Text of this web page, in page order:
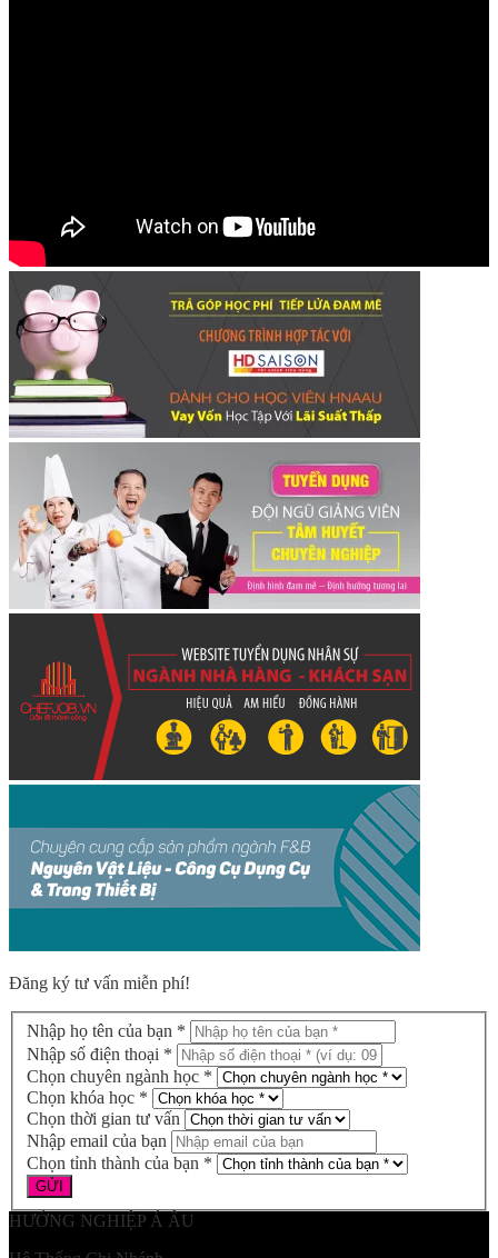
Đăng ký tư vấn miễn phí!
Nhập họ tên của bạn *
Nhập số điện thoại *
Chọn chuyên ngành học *
Chọn khóa học *
Chọn thời gian tư vấn
Nhập email của bạn
Chọn tỉnh thành của bạn *
HƯỚNG NGHIỆP Á ÂU